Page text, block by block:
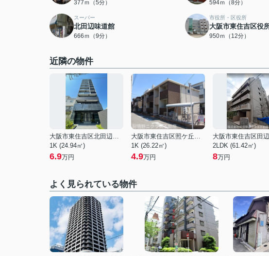
377ｍ（5分） 594ｍ（8分）
スーパー
北田辺味道館
666ｍ（9分）
市役所・区役所
大阪市東住吉区役
950ｍ（12分）
近隣の物件
大阪市東住吉区北田辺３丁目
1K (24.94㎡)
6.9万円
大阪市東住吉区照ケ丘矢田１丁目
1K (26.22㎡)
4.9万円
2LDK (61.42㎡)
8万円
よく見られている物件